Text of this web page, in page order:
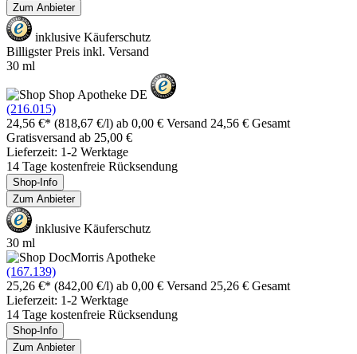
Zum Anbieter
inklusive Käuferschutz
Billigster Preis inkl. Versand
30 ml
(216.015)
24,56 €* (818,67 €/l) ab 0,00 € Versand 24,56 € Gesamt
Gratisversand ab 25,00 €
Lieferzeit: 1-2 Werktage
14 Tage kostenfreie Rücksendung
Shop-Info
Zum Anbieter
inklusive Käuferschutz
30 ml
(167.139)
25,26 €* (842,00 €/l) ab 0,00 € Versand 25,26 € Gesamt
Lieferzeit: 1-2 Werktage
14 Tage kostenfreie Rücksendung
Shop-Info
Zum Anbieter